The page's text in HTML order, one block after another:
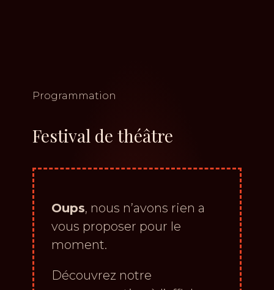
Programmation
Festival de théâtre
Oups, nous n’avons rien a
vous proposer pour le
moment.
Découvrez notre